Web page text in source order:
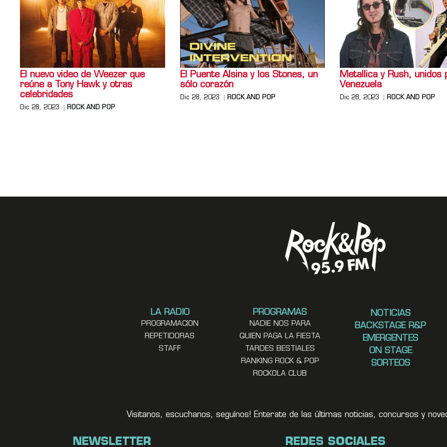
El nuevo video de Weezer que
reúne a Tony Hawk y otras
celebridades
Dic 28, 2023 ROCK AND POP
El Puente Alsina y los Stones, un
sólo corazón
Dic 28, 2023 ROCK AND POP
Metallica y Rush, unidos
Venezuela
Dic 28, 2023 ROCK AND POP
LA RADIO
PROGRAMACION
REPETIDORAS
STAFF
PROGRAMAS
NADIE NOS PARA
QUIEN PAGA LA FIESTA
TARDES BESTIALES
RANKING ROCK & POP
ROCKOLA CLUB
NOTICIAS
BACKSTAGE R&P
EMERGENTES
ON STAGE
SORTEOS
Visitanos, escuchanos, seguínos! Enterate de las últimas noticias, concursos y
NEWSLETTER REDES SOCIALES